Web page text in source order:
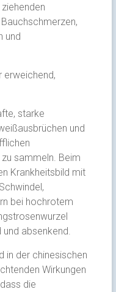
und
erweichend,
starke
und
sammeln. Beim
Krankheitsbild mit
bei hochrotem
absenkend.
in der chinesischen
Wirkungen
die